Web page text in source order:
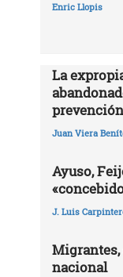
Enric Llopis
La
Juan Viera
Ayuso,
J. Luis
nacional